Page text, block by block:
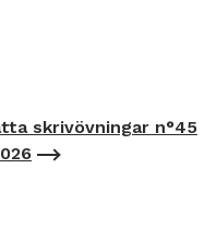
skrivövningar n°45